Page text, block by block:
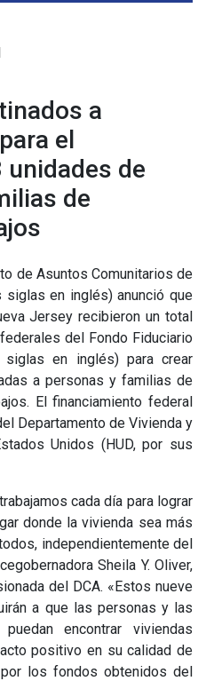
a
el
unidades de
de
de Asuntos Comunitarios de
siglas en inglés) anunció que
Jersey recibieron un total
del Fondo Fiduciario
en inglés) para crear
a personas y familias de
El financiamiento federal
Departamento de Vivienda y
Unidos (HUD, por sus
cada día para lograr
donde la vivienda sea más
independientemente del
Sheila Y. Oliver,
del DCA. «Estos nueve
a que las personas y las
encontrar viviendas
positivo en su calidad de
los fondos obtenidos del